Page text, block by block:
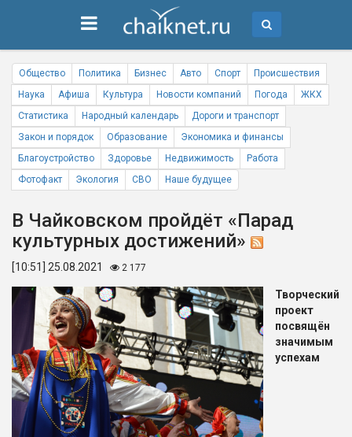
Общество Политика Бизнес Авто Спорт
Происшествия
Наука
Афиша Культура Новости компаний Погода
ЖКХ
Статистика
Народный календарь
Дороги и транспорт
Закон и порядок
Образование
Экономика и финансы
Благоустройство
Здоровье Недвижимость
Работа
Фотофакт
Экология СВО Наше будущее
В Чайковском пройдёт «Парад
культурных достижений»
[10:51] 25.08.2021 2 177
Творческий
проект
посвящён
значимым
успехам